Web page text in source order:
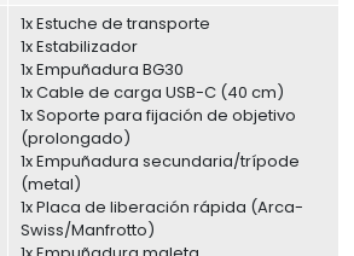
1x Estuche de transporte
1x Estabilizador
1x Empuñadura BG30
1x Cable de carga USB-C (40 cm)
1x Soporte para fijación de objetivo
(prolongado)
1x Empuñadura secundaria/trípode
(metal)
1x Placa de liberación rápida (Arca-
Swiss/Manfrotto)